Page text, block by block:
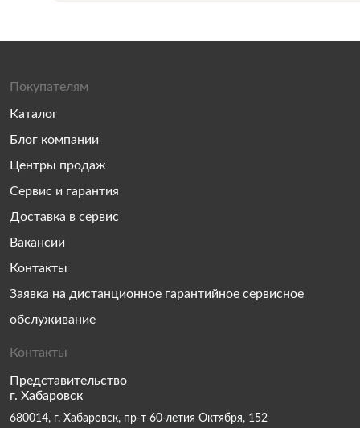
Покупателям
Каталог
Блог компании
Центры продаж
Сервис и гарантия
Доставка в сервис
Вакансии
Контакты
Заявка на дистанционное гарантийное сервисное
обслуживание
Контакты
Представительство
г. Хабаровск
680014, г. Хабаровск, пр-т 60-летия Октября, 152